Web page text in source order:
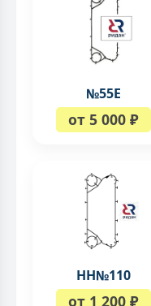
№55Е
от 5 000 ₽
НН№110
от 1 200 ₽